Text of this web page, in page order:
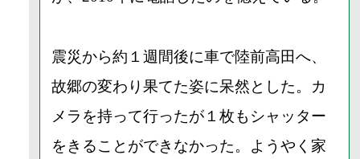
震災から約１週間後に車で陸前高田へ、
故郷の変わり果てた姿に呆然とした。カ
メラを持って行ったが１枚もシャッター
をきることができなかった。ようやく家